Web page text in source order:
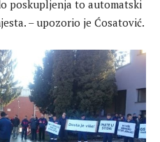
poskupljenja to automatski
– upozorio je Ćosatović.